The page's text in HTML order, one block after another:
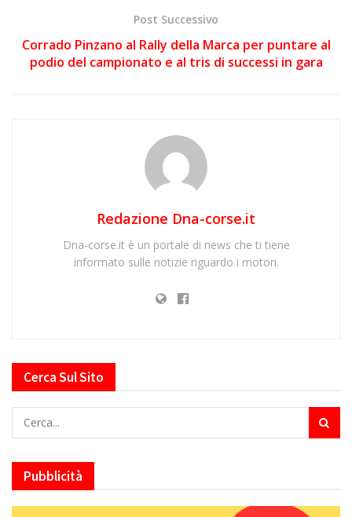
Post Successivo
Corrado Pinzano al Rally della Marca per puntare al
podio del campionato e al tris di successi in gara
Redazione Dna-corse.it
Dna-corse.it è un portale di news che ti tiene
informato sulle notizie riguardo i motori.
Cerca Sul Sito
Pubblicità